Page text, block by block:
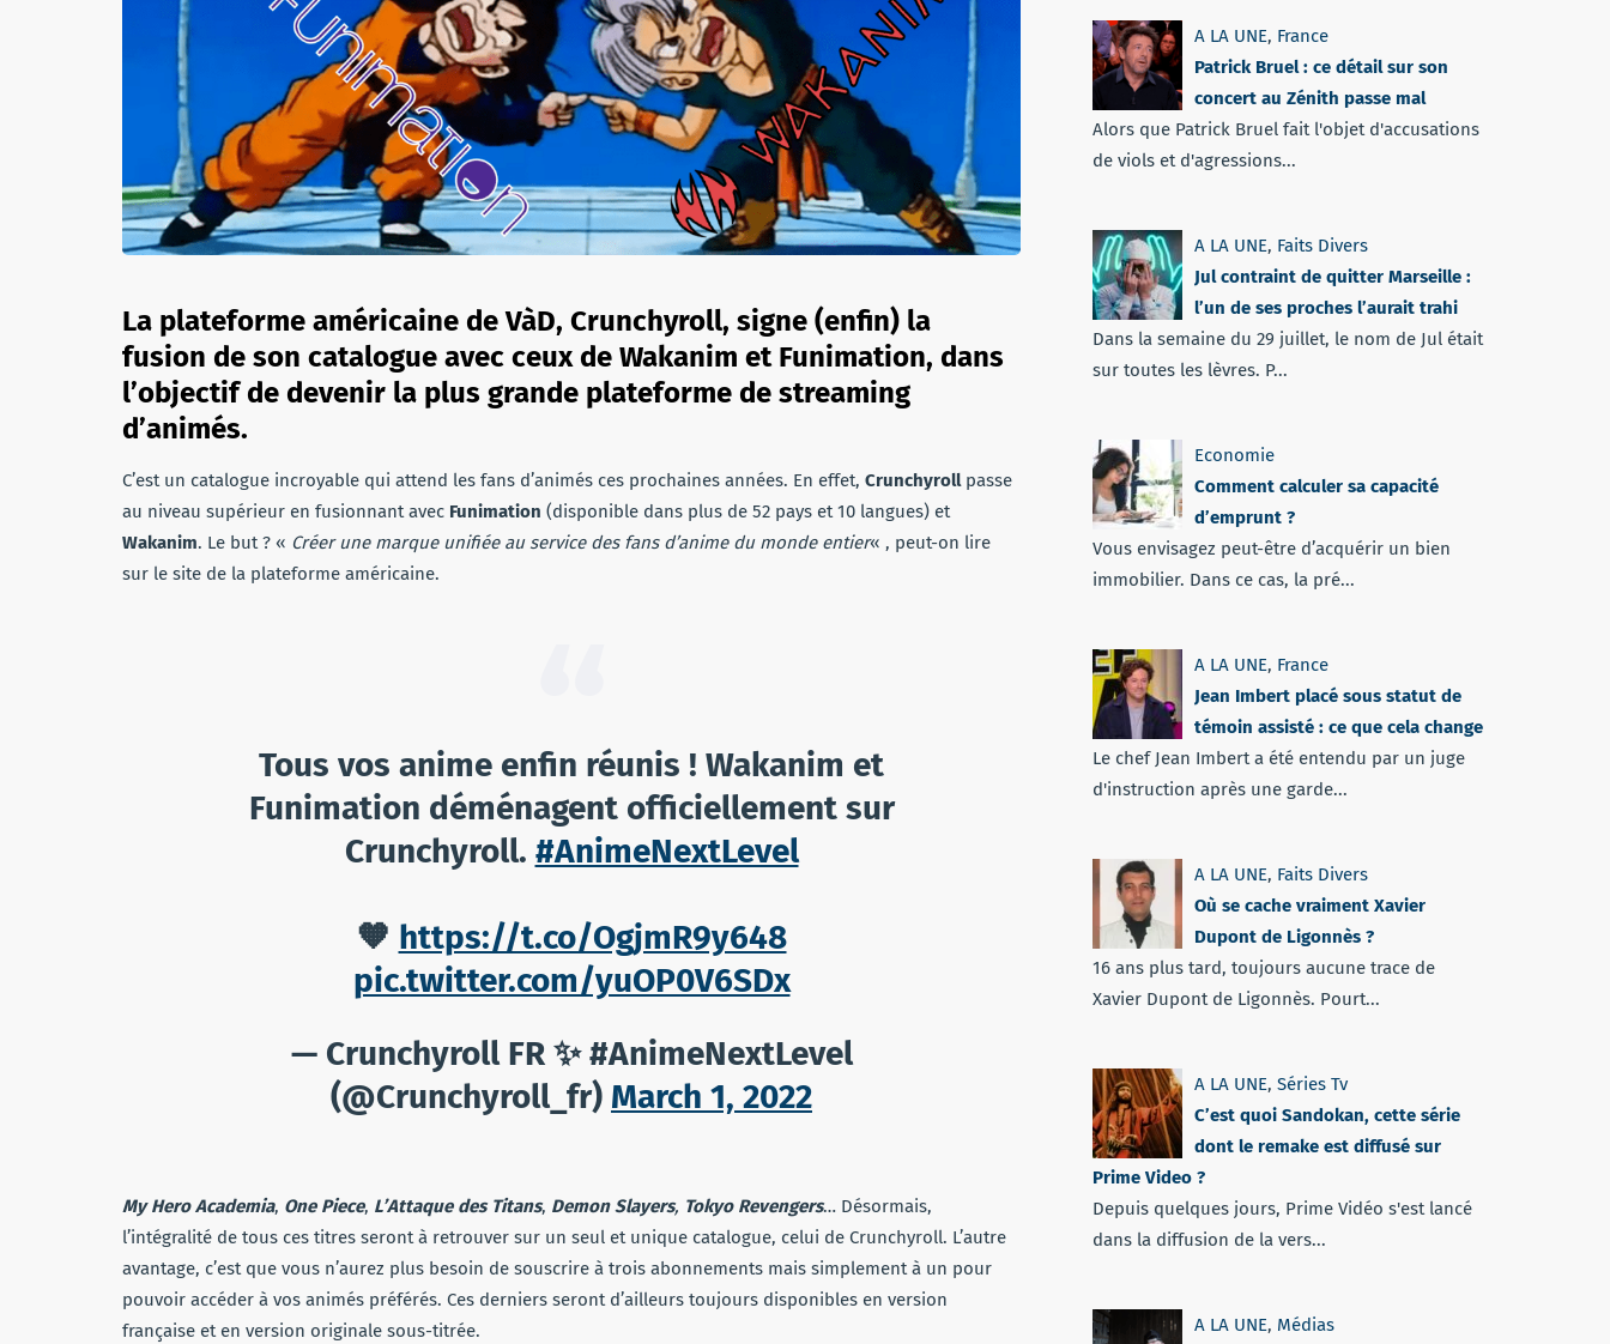
La plateforme américaine de VàD, Crunchyroll, signe (enfin) la
fusion de son catalogue avec ceux de Wakanim et Funimation, dans
l’objectif de devenir la plus grande plateforme de streaming
d’animés.
C’est un catalogue incroyable qui attend les fans d’animés ces prochaines années. En effet, Crunchyroll passe
au niveau supérieur en fusionnant avec Funimation (disponible dans plus de 52 pays et 10 langues) et
Wakanim. Le but ? « Créer une marque unifiée au service des fans d’anime du monde entier« , peut-on lire
sur le site de la plateforme américaine.
Tous vos anime enfin réunis ! Wakanim et
Funimation déménagent officiellement sur
Crunchyroll. #AnimeNextLevel
🧡 https://t.co/OgjmR9y648
pic.twitter.com/yuOP0V6SDx
— Crunchyroll FR ✨ #AnimeNextLevel
(@Crunchyroll_fr) March 1, 2022
My Hero Academia, One Piece, L’Attaque des Titans, Demon Slayers, Tokyo Revengers… Désormais,
l’intégralité de tous ces titres seront à retrouver sur un seul et unique catalogue, celui de Crunchyroll. L’autre
avantage, c’est que vous n’aurez plus besoin de souscrire à trois abonnements mais simplement à un pour
pouvoir accéder à vos animés préférés. Ces derniers seront d’ailleurs toujours disponibles en version
française et en version originale sous-titrée.
A LA UNE, France
Patrick Bruel : ce détail sur son
concert au Zénith passe mal
Alors que Patrick Bruel fait l'objet d'accusations
de viols et d'agressions...
A LA UNE, Faits Divers
Jul contraint de quitter Marseille :
l’un de ses proches l’aurait trahi
Dans la semaine du 29 juillet, le nom de Jul était
sur toutes les lèvres. P...
Economie
Comment calculer sa capacité
d’emprunt ?
Vous envisagez peut-être d’acquérir un bien
immobilier. Dans ce cas, la pré...
A LA UNE, France
Jean Imbert placé sous statut de
témoin assisté : ce que cela change
Le chef Jean Imbert a été entendu par un juge
d'instruction après une garde...
A LA UNE, Faits Divers
Où se cache vraiment Xavier
Dupont de Ligonnès ?
16 ans plus tard, toujours aucune trace de
Xavier Dupont de Ligonnès. Pourt...
A LA UNE, Séries Tv
C’est quoi Sandokan, cette série
dont le remake est diffusé sur
Prime Video ?
Depuis quelques jours, Prime Vidéo s'est lancé
dans la diffusion de la vers...
A LA UNE, Médias